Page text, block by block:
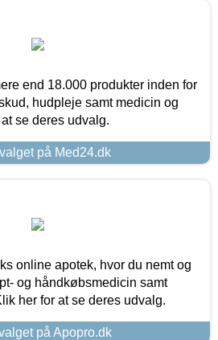
end 18.000 produkter inden for
hudpleje samt medicin og
se deres udvalg.
på Med24.dk
online apotek, hvor du nemt og
og håndkøbsmedicin samt
her for at se deres udvalg.
på Apopro.dk